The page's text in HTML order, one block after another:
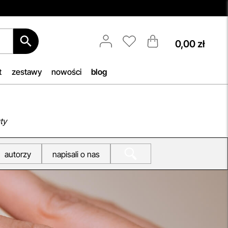
by
—
Darmowa Dostawa i Zwrot
błyskawicznej i efektywnej realizacji
zamówień w naszym sklepie. Dzięki
ciągu zaledwie24 godzinod
momentu złożenia.
przeczytaj więcej
0,00 zł
zestawy nowości blog
autorzy napisali o nas